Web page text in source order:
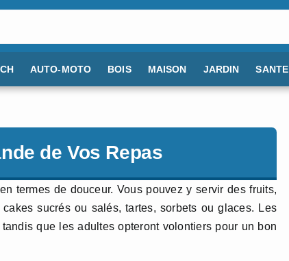
AUTO-MOTO BOIS MAISON JARDIN SANTE
de Vos Repas
termes de douceur. Vous pouvez y servir des fruits,
sucrés ou salés, tartes, sorbets ou glaces. Les
que les adultes opteront volontiers pour un bon